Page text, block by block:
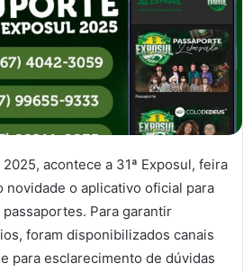
acontece a 31ª Exposul, feira
novidade o aplicativo oficial para
Para garantir
foram disponibilizados canais
para esclarecimento de dúvidas